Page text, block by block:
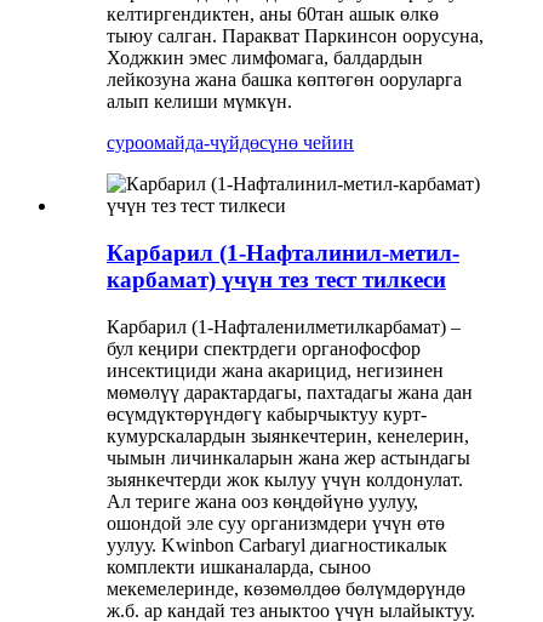
келтиргендиктен, аны 60тан ашык өлкө
тыюу салган. Паракват Паркинсон оорусуна,
Ходжкин эмес лимфомага, балдардын
лейкозуна жана башка көптөгөн ооруларга
алып келиши мүмкүн.
суроомайда-чүйдөсүнө чейин
Карбарил (1-Нафталинил-метил-
карбамат) үчүн тез тест тилкеси
Карбарил (1-Нафталенилметилкарбамат) –
бул кеңири спектрдеги органофосфор
инсектициди жана акарицид, негизинен
мөмөлүү дарактардагы, пахтадагы жана дан
өсүмдүктөрүндөгү кабырчыктуу курт-
кумурскалардын зыянкечтерин, кенелерин,
чымын личинкаларын жана жер астындагы
зыянкечтерди жок кылуу үчүн колдонулат.
Ал териге жана ооз көңдөйүнө уулуу,
ошондой эле суу организмдери үчүн өтө
уулуу. Kwinbon Carbaryl диагностикалык
комплекти ишканаларда, сыноо
мекемелеринде, көзөмөлдөө бөлүмдөрүндө
ж.б. ар кандай тез аныктоо үчүн ылайыктуу.